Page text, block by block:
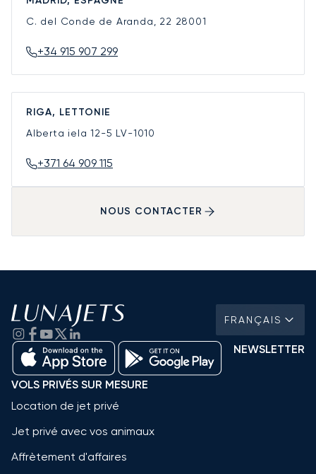
C. del Conde de Aranda, 22 28001
+34 915 907 299
RIGA, LETTONIE
Alberta iela 12-5 LV-1010
+371 64 909 115
NOUS CONTACTER
FRANÇAIS
NEWSLETTER
VOLS PRIVÉS SUR MESURE
Location de jet privé
Jet privé avec vos animaux
Affrètement d'affaires